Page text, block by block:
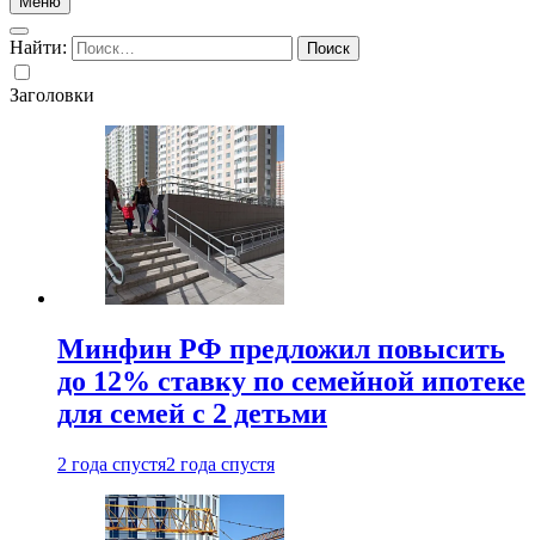
Найти:
Заголовки
Минфин РФ предложил повысить
до 12% ставку по семейной ипотеке
для семей с 2 детьми
2 года спустя2 года спустя